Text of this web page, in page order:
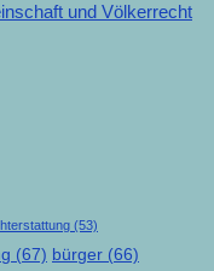
und Völkerrecht
(53)
(67) bürger (66)